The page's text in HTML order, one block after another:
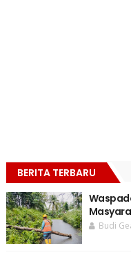
BERITA TERBARU
Budi